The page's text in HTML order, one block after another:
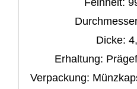
Feinheit:
Dicke:
Erhaltung: P
Verpackung: